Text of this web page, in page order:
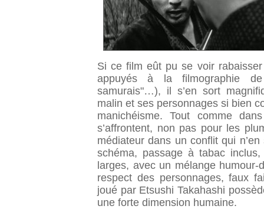
Si ce film eût pu se voir
appuyés à la filmographie
samurais"…), il s’en sort
malin et ses personnages si bien
manichéisme. Tout comme
s’affrontent, non pas pour les
médiateur dans un conflit qui
schéma, passage à tabac
larges, avec un mélange
respect des personnages, faux
joué par Etsushi Takahashi
une forte dimension humaine.